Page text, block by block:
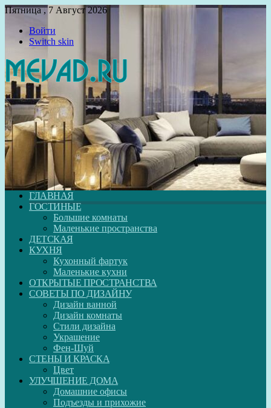
Пятница , 7 Август 2026
Войти
Switch skin
ГЛАВНАЯ
ГОСТИНЫЕ
Большие комнаты
Маленькие пространства
ДЕТСКАЯ
КУХНЯ
Кухонный фартук
Маленькие кухни
ОТКРЫТЫЕ ПРОСТРАНСТВА
СОВЕТЫ ПО ДИЗАЙНУ
Дизайн ванной
Дизайн комнаты
Стили дизайна
Украшение
Фен-Шуй
СТЕНЫ И КРАСКА
Цвет
УЛУЧШЕНИЕ ДОМА
Домашние офисы
Подъезды и прихожие